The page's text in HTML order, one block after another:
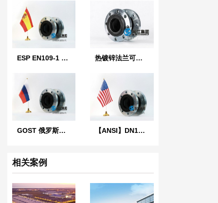
ESP EN109-1 西班牙标准橡胶膨胀节 热镀锌法兰可曲挠橡胶接头
GOST 俄罗斯标准橡胶膨胀节 【ANSI】DN100美标橡胶膨胀节
相关案例